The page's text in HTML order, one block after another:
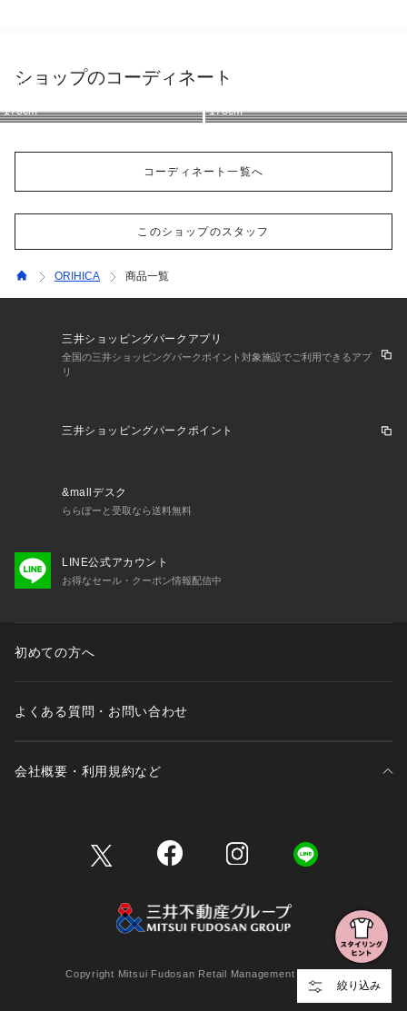
ショップのコーディネート
ORIHICA ORIHICA
ORIHICA ORIHICA
ORIHICA
178cm 178cm
コーディネート一覧へ
このショップのスタッフ
絞り込み
ORIHICA 商品一覧
三井ショッピングパークアプリ
全国の三井ショッピングパークポイント対象施設でご利用できるアプ
リ
三井ショッピングパークポイント
&mallデスク
ららぽーと受取なら送料無料
LINE公式アカウント
お得なセール・クーポン情報配信中
初めての方へ
よくある質問・お問い合わせ
会社概要・利用規約など
Copyright Mitsui Fudosan Retail Management Co., Ltd.